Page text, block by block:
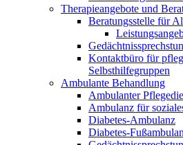
Therapieangebote und
Beratungsstelle für
Kontaktbüro für
Selbsthilfegruppen
Ambulante Behandlung
Ambulanter
Ambulanz für
Diabetes-Ambulanz
Diabetes-